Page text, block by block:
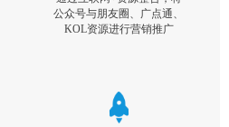
公众号与朋友圈、广点通、
KOL资源进行营销推广